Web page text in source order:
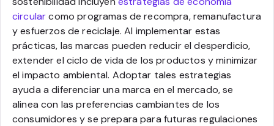
circularcomo programas de recompra, remanufactura
y esfuerzos de reciclaje. Al implementar estas
prácticas, las marcas pueden reducir el desperdicio,
extender el ciclo de vida de los productos y minimizar
el impacto ambiental. Adoptar tales estrategias
ayuda a diferenciar una marca en el mercado, se
alinea con las preferencias cambiantes de los
consumidores y se prepara para futuras regulaciones